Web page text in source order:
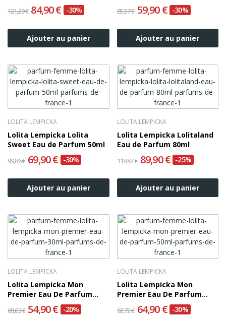
121,29 € 84,90 € -30%
Ajouter au panier
85,57 € 59,90 € -30%
Ajouter au panier
LOLITA LEMPICKA
Lolita Lempicka Lolita
Sweet Eau de Parfum 50ml
99,86 € 69,90 € -30%
Ajouter au panier
LOLITA LEMPICKA
Lolita Lempicka Lolitaland
Eau de Parfum 80ml
119,87 € 89,90 € -25%
Ajouter au panier
LOLITA LEMPICKA
Lolita Lempicka Mon
Premier Eau De Parfum
68,63 € 54,90 € -20%
LOLITA LEMPICKA
Lolita Lempicka Mon
Premier Eau De Parfum
92,72 € 64,90 € -30%